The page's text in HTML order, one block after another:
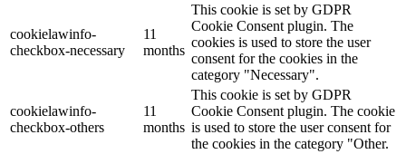
cookielawinfo-
checkbox-necessary
11
months
This cookie is set by GDPR
Cookie Consent plugin. The
cookies is used to store the user
consent for the cookies in the
category "Necessary".
cookielawinfo-
checkbox-others
11
months
This cookie is set by GDPR
Cookie Consent plugin. The cookie
is used to store the user consent for
the cookies in the category "Other.